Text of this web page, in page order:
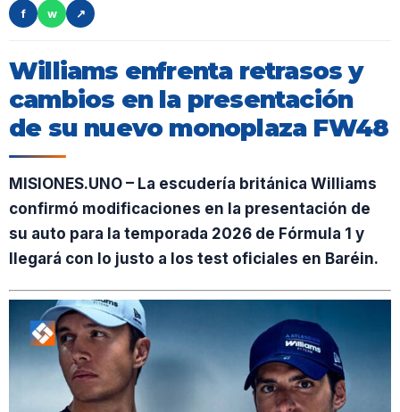
f
w ↗
Williams enfrenta retrasos y
cambios en la presentación
de su nuevo monoplaza FW48
MISIONES.UNO – La escudería británica Williams
confirmó modificaciones en la presentación de
su auto para la temporada 2026 de Fórmula 1 y
llegará con lo justo a los test oficiales en Baréin.